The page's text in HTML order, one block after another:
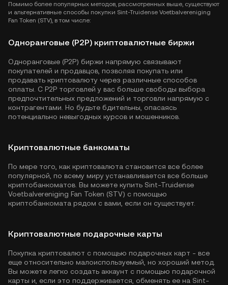
Помимо более популярных методов, рассмотренных выше, существуют
и альтернативные способы покупки Sint-Truidense Voetbalvereniging
Fan Token (STV), в том числе:
Одноранговые (P2P) криптовалютные биржи
Одноранговые (P2P) биржи напрямую связывают
покупателей и продавцов, позволяя покупать или
продавать криптовалюту через различные способов
оплаты. С P2P торговлей у вас больше свободы выбора
предпочтительных предложений и торговли напрямую с
контрагентами. Но будьте бдительны, опасаясь
потенциально невыгодных курсов и мошенников.
Криптовалютные банкоматы
По мере того, как криптовалюта становится все более
популярной, по всему миру устанавливается все больше
криптобанкоматов. Вы можете купить Sint-Truidense
Voetbalvereniging Fan Token (STV) с помощью
криптобанкомата рядом с вами, если он существует.
Криптовалютные подарочные карты
Покупка криптовалют с помощью подарочных карт - все
еще относительно малоиспользуемый, но хороший метод.
Вы можете легко создать аккаунт с помощью подарочной
карты и, если это поддерживается, обменять ее на Sint-